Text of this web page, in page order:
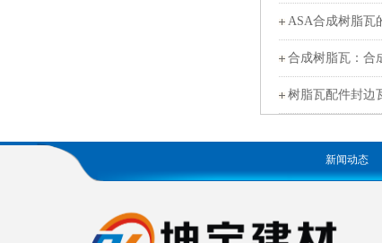
ASA合成树脂瓦
合成树脂瓦：合
树脂瓦配件封边
新闻动态